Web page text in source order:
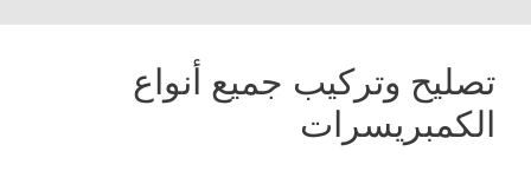
تصليح وتركيب جميع أنواع
الكمبريسرات